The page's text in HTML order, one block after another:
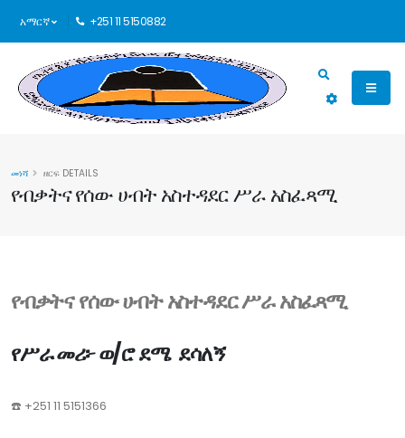
አማርኛ +251 11 5150882
የብቃትና የሰው ሀብት አስተዳደር ሥራ አስፈጻሚ
መነሻ ዘርፍ DETAILS
የብቃትና የሰው ሀብት አስተዳደር ሥራ አስፈጻሚ
የሥራ መሪ፦ ወ/ሮ ደሜ ደሳለኝ
☎️ +251 11 5151366